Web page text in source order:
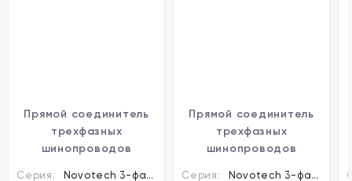
Прямой соединитель
трехфазных
шинопроводов
Серия: Novotech 3-фазные шины и аксессуары
Прямой соединитель
трехфазных
шинопроводов
Серия: Novotech 3-фазные шины и аксессуары